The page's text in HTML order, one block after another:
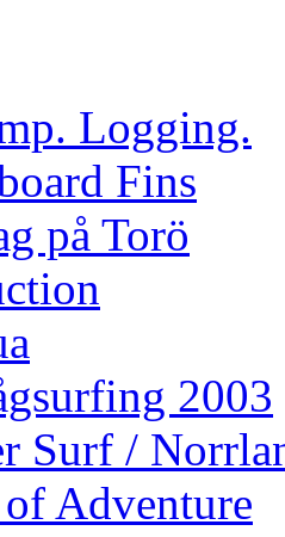
Logging.
Fins
på Torö
2003
Surf /
Adventure